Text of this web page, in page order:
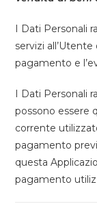
I Dati Personali
servizi
pagamento e
I Dati Personali
possono essere
corrente
pagamento
questa
pagamento